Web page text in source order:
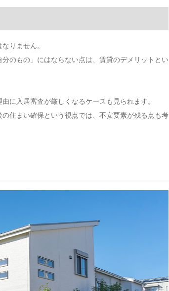
りません。
のもの」にはならない点は、賃貸のデメリットとい
に入居審査が厳しくなるケースも見られます。
住まい確保という視点では、不安要素が残る点も考